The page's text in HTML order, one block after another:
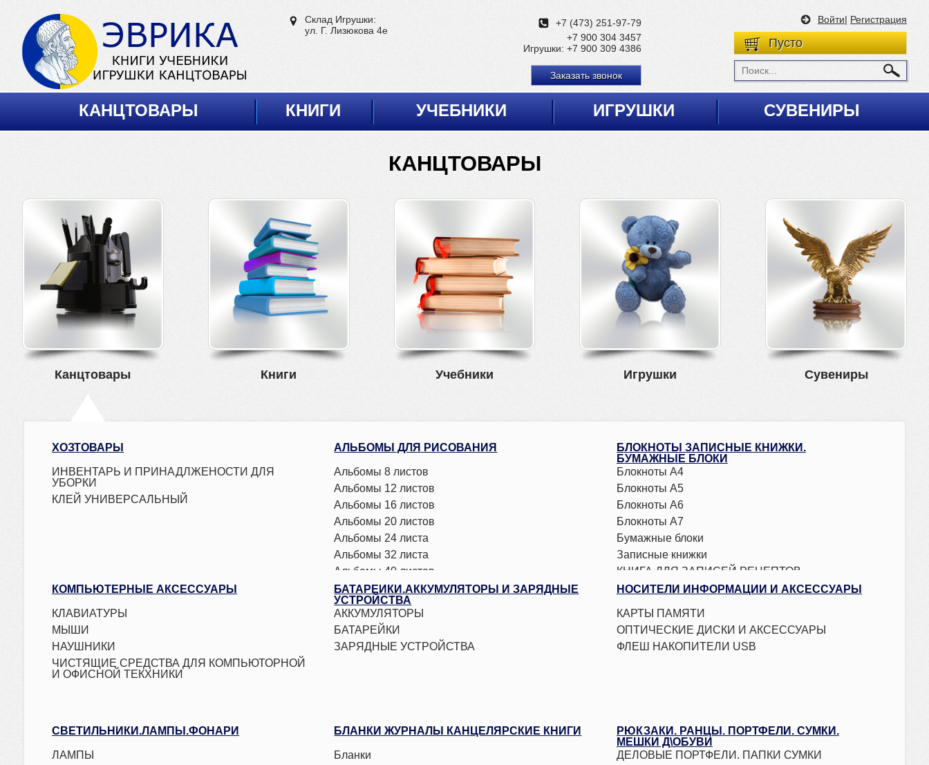
Склад Игрушки:
ул. Г. Лизюкова 4е
+7 (473) 251-97-79
+7 900 304 3457
Игрушки: +7 900 309 4386
Заказать звонок
Войти| Регистрация
Пусто
КАНЦТОВАРЫ КНИГИ УЧЕБНИКИ ИГРУШКИ СУВЕНИРЫ
КАНЦТОВАРЫ
Канцтовары Книги Учебники Игрушки Сувениры
ХОЗТОВАРЫ
ИНВЕНТАРЬ И ПРИНАДЛЖЕНОСТИ ДЛЯ
УБОРКИ
КЛЕЙ УНИВЕРСАЛЬНЫЙ
АЛЬБОМЫ ДЛЯ РИСОВАНИЯ
Альбомы 8 листов
Альбомы 12 листов
Альбомы 16 листов
Альбомы 20 листов
Альбомы 24 листа
Альбомы 32 листа
Альбомы 40 листов
Альбомы 48 листов
БЛОКНОТЫ ЗАПИСНЫЕ КНИЖКИ.
БУМАЖНЫЕ БЛОКИ
Блокноты А4
Блокноты А5
Блокноты А6
Блокноты А7
Бумажные блоки
Записные книжки
КНИГА ДЛЯ ЗАПИСЕЙ РЕЦЕПТОВ
Телефонные книжки
КОМПЬЮТЕРНЫЕ АКСЕССУАРЫ
КЛАВИАТУРЫ
МЫШИ
НАУШНИКИ
ЧИСТЯЩИЕ СРЕДСТВА ДЛЯ КОМПЬЮТОРНОЙ
И ОФИСНОЙ ТЕКХНИКИ
БАТАРЕЙКИ.АККУМУЛЯТОРЫ И ЗАРЯДНЫЕ
УСТРОЙСТВА
АККУМУЛЯТОРЫ
БАТАРЕЙКИ
ЗАРЯДНЫЕ УСТРОЙСТВА
НОСИТЕЛИ ИНФОРМАЦИИ И АКСЕССУАРЫ
КАРТЫ ПАМЯТИ
ОПТИЧЕСКИЕ ДИСКИ И АКСЕССУАРЫ
ФЛЕШ НАКОПИТЕЛИ USB
СВЕТИЛЬНИКИ.ЛАМПЫ.ФОНАРИ
ЛАМПЫ
БЛАНКИ ЖУРНАЛЫ КАНЦЕЛЯРСКИЕ КНИГИ
Бланки
РЮКЗАКИ. РАНЦЫ. ПОРТФЕЛИ. СУМКИ.
МЕШКИ Д\ОБУВИ
ДЕЛОВЫЕ ПОРТФЕЛИ. ПАПКИ СУМКИ